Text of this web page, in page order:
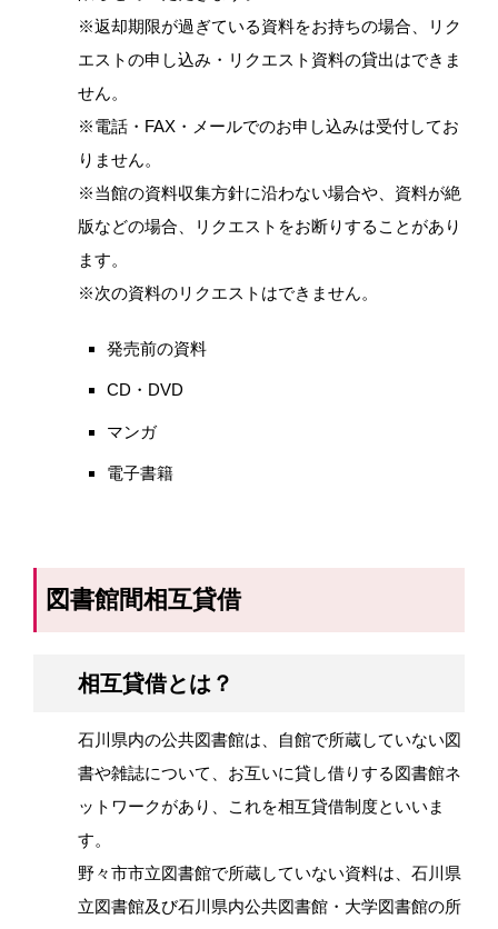
※返却期限が過ぎている資料をお持ちの場合、リク
エストの申し込み・リクエスト資料の貸出はできま
せん。
※電話・FAX・メールでのお申し込みは受付してお
りません。
※当館の資料収集方針に沿わない場合や、資料が絶
版などの場合、リクエストをお断りすることがあり
ます。
※次の資料のリクエストはできません。
発売前の資料
CD・DVD
マンガ
電子書籍
図書館間相互貸借
相互貸借とは？
石川県内の公共図書館は、自館で所蔵していない図
書や雑誌について、お互いに貸し借りする図書館ネ
ットワークがあり、これを相互貸借制度といいま
す。
野々市市立図書館で所蔵していない資料は、石川県
立図書館及び石川県内公共図書館・大学図書館の所